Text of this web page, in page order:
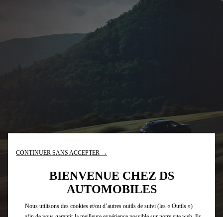
CONTINUER SANS ACCEPTER →
BIENVENUE CHEZ DS
AUTOMOBILES
Nous utilisons des cookies et/ou d’autres outils de suivi (les « Outils »)